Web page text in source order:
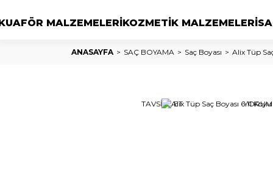
MALZEMELERİKOZMETİK MALZEMELERİ
ANASAYFA SAÇ BOYAMA Saç Boyası Alix Tüp
TAVSİYE ET